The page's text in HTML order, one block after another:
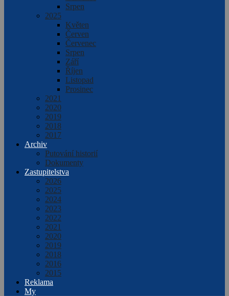
Srpen
2025
Květen
Červen
Červenec
Srpen
Září
Říjen
Listopad
Prosinec
2021
2020
2019
2018
2017
Archiv
Putování historií
Dokumenty
Zastupitelstva
2026
2025
2024
2023
2022
2021
2020
2019
2018
2016
2015
Reklama
My